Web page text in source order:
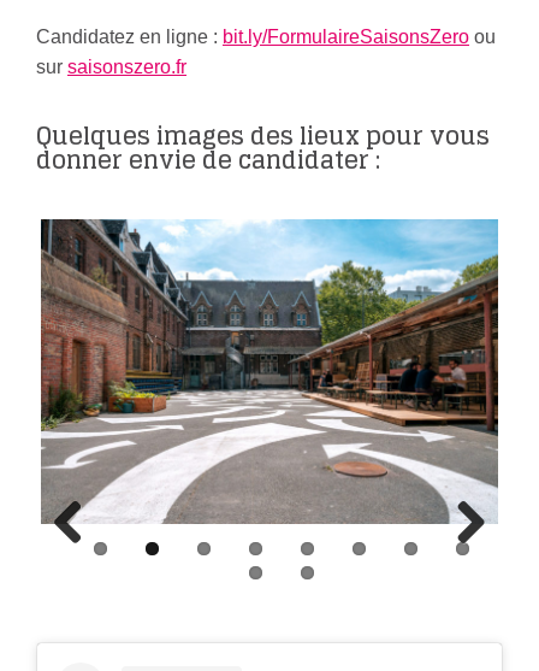
Candidatez en ligne : bit.ly/FormulaireSaisonsZero ou
sur saisonszero.fr
Quelques images des lieux pour vous
donner envie de candidater :